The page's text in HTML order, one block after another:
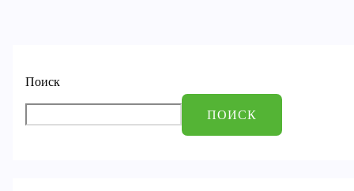
Поиск
ПОИСК